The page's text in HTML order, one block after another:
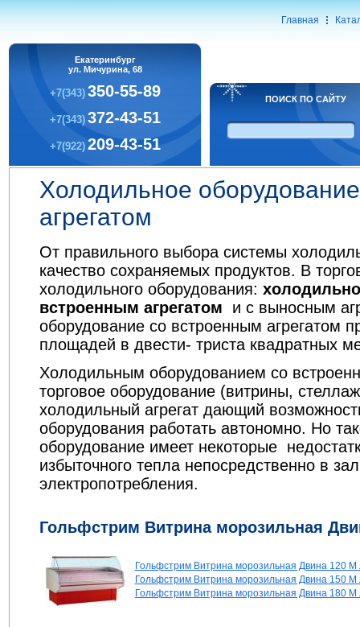
Главная
Екатеринбург
ул. Мичурина, 68
+7(343) 350-55-89
+7(343) 372-43-51
+7(922) 209-43-51
ПОИСК ПО САЙТУ
Холодильное
агрегатом
От правильного выбора системы
качество сохраняемых продуктов. В
холодильного оборудования:
встроенным агрегатом и с выносным
оборудование со встроенным агрегатом
площадей в двести- триста квадратных
Холодильным оборудованием со
торговое оборудование (витрины,
холодильный агрегат дающий
оборудования работать автономно. Но
оборудование имеет некоторые
избыточного тепла непосредственно в
электропотребления.
Гольфстрим Витрина морозильная
Гольфстрим Витрина морозильная Двина 120
Гольфстрим Витрина морозильная Двина 150
Гольфстрим Витрина морозильная Двина 180